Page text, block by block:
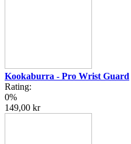
Kookaburra - Pro Wrist Guard
Rating:
0%
149,00 kr